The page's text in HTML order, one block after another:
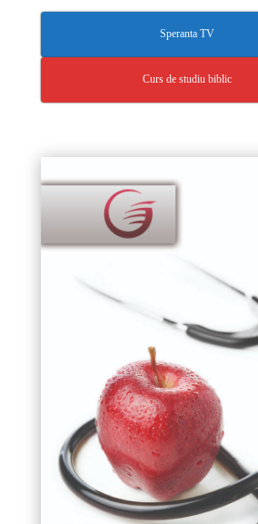
Speranta TV
Curs de studiu biblic